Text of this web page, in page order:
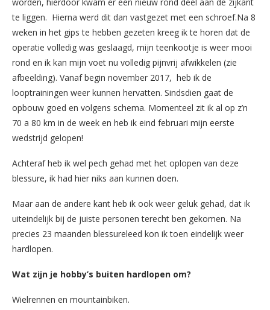
te liggen. Hierna werd dit dan vastgezet met een schroef.Na 8
weken in het gips te hebben gezeten kreeg ik te horen dat de
operatie volledig was geslaagd, mijn teenkootje is weer mooi
rond en ik kan mijn voet nu volledig pijnvrij afwikkelen (zie
afbeelding). Vanaf begin november 2017, heb ik de
looptrainingen weer kunnen hervatten. Sindsdien gaat de
opbouw goed en volgens schema. Momenteel zit ik al op z’n
70 a 80 km in de week en heb ik eind februari mijn eerste
wedstrijd gelopen!
Achteraf heb ik wel pech gehad met het oplopen van deze
blessure, ik had hier niks aan kunnen doen.
Maar aan de andere kant heb ik ook weer geluk gehad, dat ik
uiteindelijk bij de juiste personen terecht ben gekomen. Na
precies 23 maanden blessureleed kon ik toen eindelijk weer
hardlopen.
Wat zijn je hobby’s buiten hardlopen om?
Wielrennen en mountainbiken.